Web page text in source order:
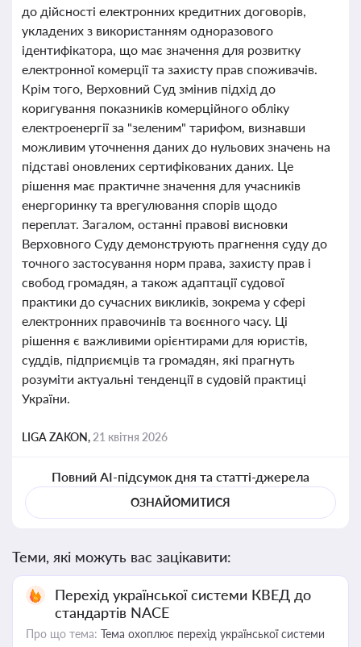
до дійсності електронних кредитних договорів,
укладених з використанням одноразового
ідентифікатора, що має значення для розвитку
електронної комерції та захисту прав споживачів.
Крім того, Верховний Суд змінив підхід до
коригування показників комерційного обліку
електроенергії за "зеленим" тарифом, визнавши
можливим уточнення даних до нульових значень на
підставі оновлених сертифікованих даних. Це
рішення має практичне значення для учасників
енергоринку та врегулювання спорів щодо
переплат. Загалом, останні правові висновки
Верховного Суду демонструють прагнення суду до
точного застосування норм права, захисту прав і
свобод громадян, а також адаптації судової
практики до сучасних викликів, зокрема у сфері
електронних правочинів та воєнного часу. Ці
рішення є важливими орієнтирами для юристів,
суддів, підприємців та громадян, які прагнуть
розуміти актуальні тенденції в судовій практиці
України.
LIGA ZAKON, 21 квітня 2026
Повний AI-підсумок дня та статті-джерела
ОЗНАЙОМИТИСЯ
Теми, які можуть вас зацікавити:
Перехід української системи КВЕД до
стандартів NACE
Про що тема: Тема охоплює перехід української системи